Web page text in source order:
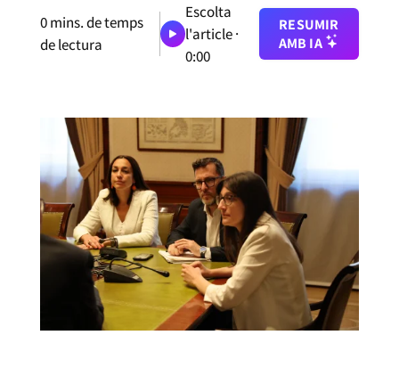
0mins. de temps
de lectura
Escolta
l'article ·
0:00
RESUMIR
AMB IA